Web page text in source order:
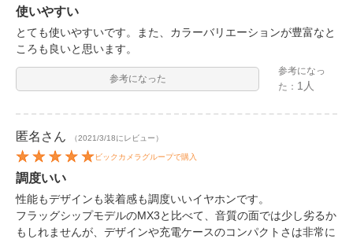
使いやすい
とても使いやすいです。また、カラーバリエーションが豊富なと
ころも良いと思います。
参考になった
参考になっ
た： 1人
匿名 さん （2021/3/18にレビュー）
ビックカメラグループで購入
調度いい
性能もデザインも装着感も調度いいイヤホンです。
フラッグシップモデルのMX3と比べて、音質の面では少し劣るか
もしれませんが、デザインや充電ケースのコンパクトさは非常に